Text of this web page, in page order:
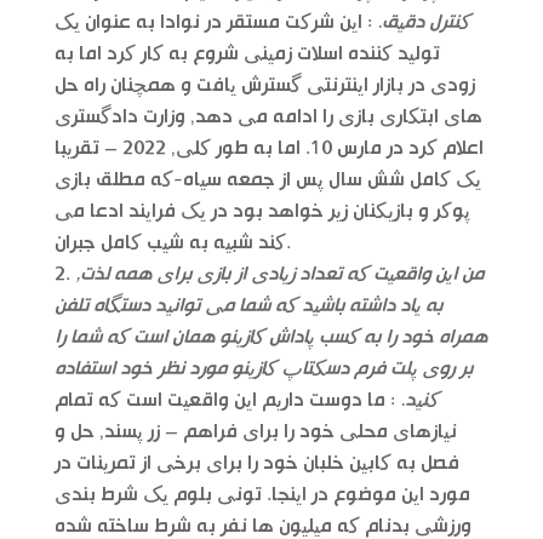
کنترل دقیق. : این شرکت مستقر در نوادا به عنوان یک
تولید کننده اسلات زمینی شروع به کار کرد اما به
زودی در بازار اینترنتی گسترش یافت و همچنان راه حل
های ابتکاری بازی را ادامه می دهد, وزارت دادگستری
اعلام کرد در مارس 10. اما به طور کلی, 2022 – تقریبا
یک کامل شش سال پس از جمعه سیاه-که مطلق بازی
پوکر و بازیکنان زیر خواهد بود در یک فرایند ادعا می
کند شبیه به شیب کامل جبران.
من این واقعیت که تعداد زیادی از بازی برای همه لذت,
به یاد داشته باشید که شما می توانید دستگاه تلفن
همراه خود را به کسب پاداش کازینو همان است که شما را
بر روی پلت فرم دسکتاپ کازینو مورد نظر خود استفاده
کنید. : ما دوست داریم این واقعیت است که تمام
نیازهای محلی خود را برای فراهم – زر پسند, حل و
فصل به کابین خلبان خود را برای برخی از تمرینات در
مورد این موضوع در اینجا. تونی بلوم یک شرط بندی
ورزشی بدنام که میلیون ها نفر به شرط ساخته شده